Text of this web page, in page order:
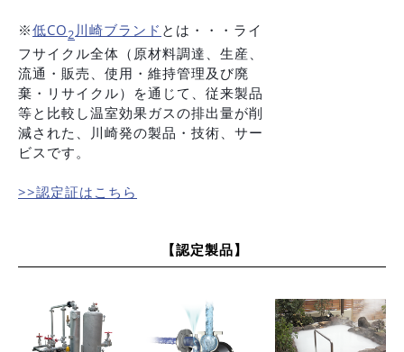
※低CO2 川崎ブランド とは・・・ライ
フサイクル全体（原材料調達、生産、
流通・販売、使用・維持管理及び廃
棄・リサイクル）を通じて、従来製品
等と比較し温室効果ガスの排出量が削
減された、川崎発の製品・技術、サー
ビスです。
>>認定証はこちら
【認定製品】